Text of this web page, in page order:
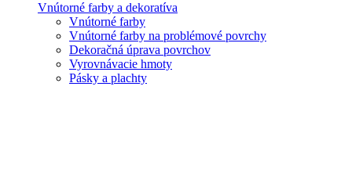
Vnútorné farby a dekoratíva
Vnútorné farby
Vnútorné farby na problémové povrchy
Dekoračná úprava povrchov
Vyrovnávacie hmoty
Pásky a plachty